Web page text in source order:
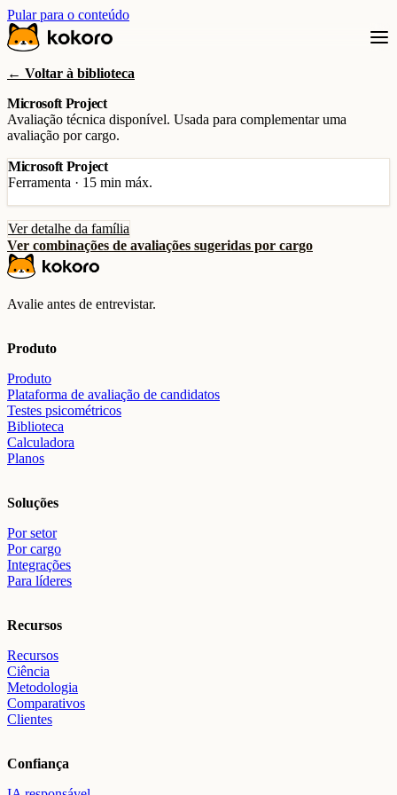
Pular para o conteúdo
← Voltar à biblioteca
Microsoft Project
Avaliação técnica disponível. Usada para complementar uma
avaliação por cargo.
Microsoft Project
Ferramenta · 15 min máx.
Ver detalhe da família
Ver combinações de avaliações sugeridas por cargo
Avalie antes de entrevistar.
Produto
Produto
Plataforma de avaliação de candidatos
Testes psicométricos
Biblioteca
Calculadora
Planos
Soluções
Por setor
Por cargo
Integrações
Para líderes
Recursos
Recursos
Ciência
Metodologia
Comparativos
Clientes
Confiança